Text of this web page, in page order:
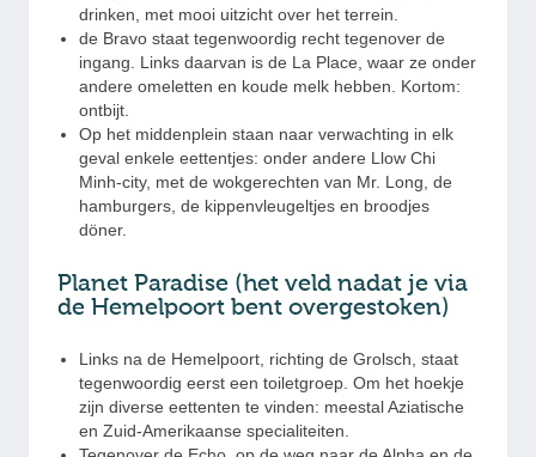
drinken, met mooi uitzicht over het terrein.
de Bravo staat tegenwoordig recht tegenover de
ingang. Links daarvan is de La Place, waar ze onder
andere omeletten en koude melk hebben. Kortom:
ontbijt.
Op het middenplein staan naar verwachting in elk
geval enkele eettentjes: onder andere Llow Chi
Minh-city, met de wokgerechten van Mr. Long, de
hamburgers, de kippenvleugeltjes en broodjes
döner.
Planet Paradise (het veld nadat je via
de Hemelpoort bent overgestoken)
Links na de Hemelpoort, richting de Grolsch, staat
tegenwoordig eerst een toiletgroep. Om het hoekje
zijn diverse eettenten te vinden: meestal Aziatische
en Zuid-Amerikaanse specialiteiten.